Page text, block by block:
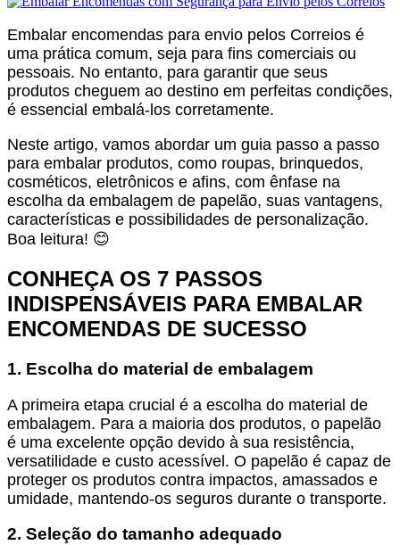
Embalar encomendas para envio pelos Correios é
uma prática comum, seja para fins comerciais ou
pessoais. No entanto, para garantir que seus
produtos cheguem ao destino em perfeitas condições,
é essencial embalá-los corretamente.
Neste artigo, vamos abordar um guia passo a passo
para embalar produtos, como roupas, brinquedos,
cosméticos, eletrônicos e afins, com ênfase na
escolha da embalagem de papelão, suas vantagens,
características e possibilidades de personalização.
Boa leitura! 😊
CONHEÇA OS 7 PASSOS
INDISPENSÁVEIS PARA EMBALAR
ENCOMENDAS DE SUCESSO
1. Escolha do material de embalagem
A primeira etapa crucial é a escolha do material de
embalagem. Para a maioria dos produtos, o papelão
é uma excelente opção devido à sua resistência,
versatilidade e custo acessível. O papelão é capaz de
proteger os produtos contra impactos, amassados e
umidade, mantendo-os seguros durante o transporte.
2. Seleção do tamanho adequado